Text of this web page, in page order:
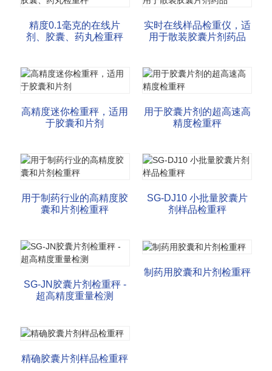
精度0.1毫克的在线片
剂、胶囊、药丸检重秤
实时在线样品检重仪，适
用于散装胶囊片剂药品
高精度迷你检重秤，适用
于胶囊和片剂
用于胶囊片剂的超高速高
精度检重秤
用于制药行业的高精度胶
囊和片剂检重秤
SG-DJ10 小批量胶囊片
剂样品检重秤
SG-JN胶囊片剂检重秤 -
超高精度重量检测
制药用胶囊和片剂检重秤
精确胶囊片剂样品检重秤